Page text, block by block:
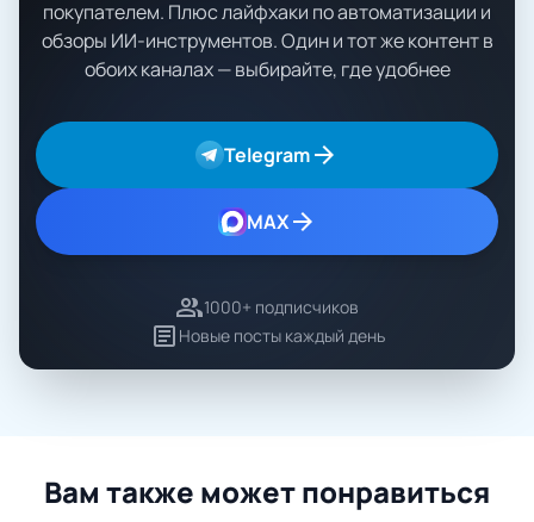
покупателем. Плюс лайфхаки по автоматизации и
обзоры ИИ-инструментов. Один и тот же контент в
обоих каналах — выбирайте, где удобнее
Telegramarrow_forward
MAXarrow_forward
group1000+ подписчиков
article Новые посты каждый день
Вам также может понравиться